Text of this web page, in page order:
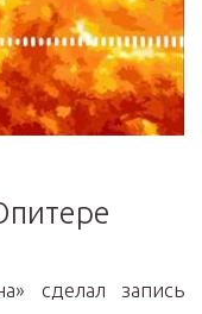
сделал запись